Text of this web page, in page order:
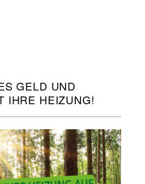
GELD UND
IHRE HEIZUNG!